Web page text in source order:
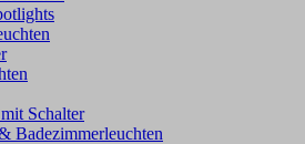
Schalter
Badezimmerleuchten